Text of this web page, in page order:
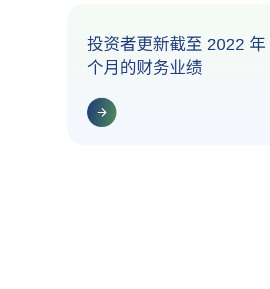
投资者更新截至 2022
个月的财务业绩